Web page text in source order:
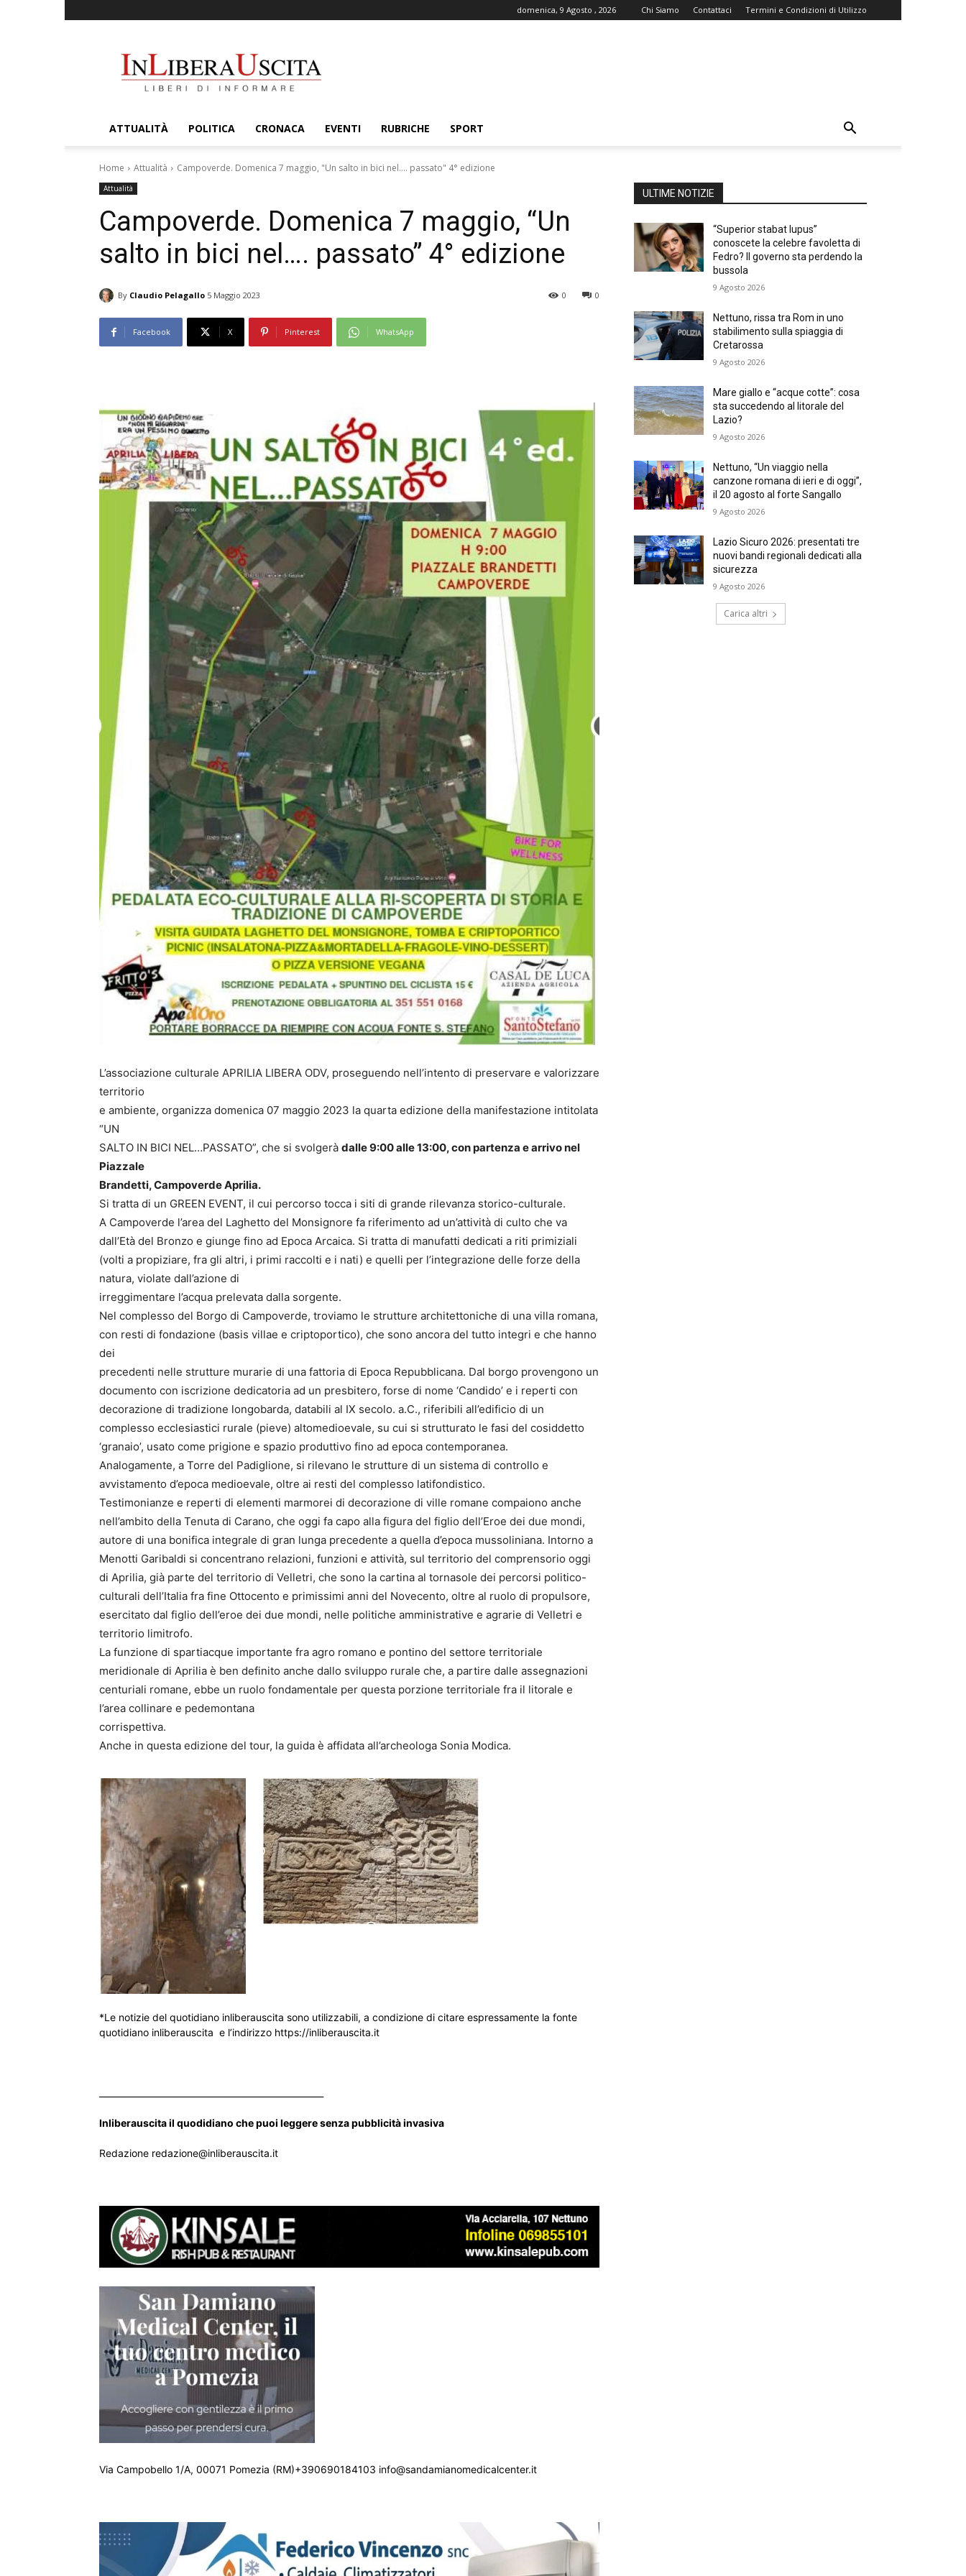
domenica, 9 Agosto , 2026 Chi Siamo Contattaci Termini e Condizioni di Utilizzo
ATTUALITÀ POLITICA CRONACA EVENTI RUBRICHE SPORT
Home Attualità Campoverde. Domenica 7 maggio, "Un salto in bici nel.... passato" 4° edizione
Attualità
Campoverde. Domenica 7 maggio, “Un
salto in bici nel…. passato” 4° edizione
By Claudio Pelagallo 5 Maggio 2023 0
0
Facebook X Pinterest WhatsApp
L’associazione culturale APRILIA LIBERA ODV, proseguendo nell’intento di preservare e valorizzare
territorio
e ambiente, organizza domenica 07 maggio 2023 la quarta edizione della manifestazione intitolata
“UN
SALTO IN BICI NEL…PASSATO”, che si svolgerà dalle 9:00 alle 13:00, con partenza e arrivo nel
Piazzale
Brandetti, Campoverde Aprilia.
Si tratta di un GREEN EVENT, il cui percorso tocca i siti di grande rilevanza storico-culturale.
A Campoverde l’area del Laghetto del Monsignore fa riferimento ad un’attività di culto che va
dall’Età del Bronzo e giunge fino ad Epoca Arcaica. Si tratta di manufatti dedicati a riti primiziali
(volti a propiziare, fra gli altri, i primi raccolti e i nati) e quelli per l’integrazione delle forze della
natura, violate dall’azione di
irreggimentare l’acqua prelevata dalla sorgente.
Nel complesso del Borgo di Campoverde, troviamo le strutture architettoniche di una villa romana,
con resti di fondazione (basis villae e criptoportico), che sono ancora del tutto integri e che hanno
dei
precedenti nelle strutture murarie di una fattoria di Epoca Repubblicana. Dal borgo provengono un
documento con iscrizione dedicatoria ad un presbitero, forse di nome ‘Candido’ e i reperti con
decorazione di tradizione longobarda, databili al IX secolo. a.C., riferibili all’edificio di un
complesso ecclesiastici rurale (pieve) altomedioevale, su cui si strutturato le fasi del cosiddetto
‘granaio’, usato come prigione e spazio produttivo fino ad epoca contemporanea.
Analogamente, a Torre del Padiglione, si rilevano le strutture di un sistema di controllo e
avvistamento d’epoca medioevale, oltre ai resti del complesso latifondistico.
Testimonianze e reperti di elementi marmorei di decorazione di ville romane compaiono anche
nell’ambito della Tenuta di Carano, che oggi fa capo alla figura del figlio dell’Eroe dei due mondi,
autore di una bonifica integrale di gran lunga precedente a quella d’epoca mussoliniana. Intorno a
Menotti Garibaldi si concentrano relazioni, funzioni e attività, sul territorio del comprensorio oggi
di Aprilia, già parte del territorio di Velletri, che sono la cartina al tornasole dei percorsi politico-
culturali dell’Italia fra fine Ottocento e primissimi anni del Novecento, oltre al ruolo di propulsore,
esercitato dal figlio dell’eroe dei due mondi, nelle politiche amministrative e agrarie di Velletri e
territorio limitrofo.
La funzione di spartiacque importante fra agro romano e pontino del settore territoriale
meridionale di Aprilia è ben definito anche dallo sviluppo rurale che, a partire dalle assegnazioni
centuriali romane, ebbe un ruolo fondamentale per questa porzione territoriale fra il litorale e
l’area collinare e pedemontana
corrispettiva.
Anche in questa edizione del tour, la guida è affidata all’archeologa Sonia Modica.
*Le notizie del quotidiano inliberauscita sono utilizzabili, a condizione di citare espressamente la fonte
quotidiano inliberauscita e l’indirizzo https://inliberauscita.it
Inliberauscita il quodidiano che puoi leggere senza pubblicità invasiva
Redazione redazione@inliberauscita.it
Via Campobello 1/A, 00071 Pomezia (RM)+390690184103 info@sandamianomedicalcenter.it
ULTIME NOTIZIE
“Superior stabat lupus”
conoscete la celebre favoletta di
Fedro? Il governo sta perdendo la
bussola
9 Agosto 2026
Nettuno, rissa tra Rom in uno
stabilimento sulla spiaggia di
Cretarossa
9 Agosto 2026
Mare giallo e “acque cotte”: cosa
sta succedendo al litorale del
Lazio?
9 Agosto 2026
Nettuno, “Un viaggio nella
canzone romana di ieri e di oggi”,
il 20 agosto al forte Sangallo
9 Agosto 2026
Lazio Sicuro 2026: presentati tre
nuovi bandi regionali dedicati alla
sicurezza
9 Agosto 2026
Carica altri